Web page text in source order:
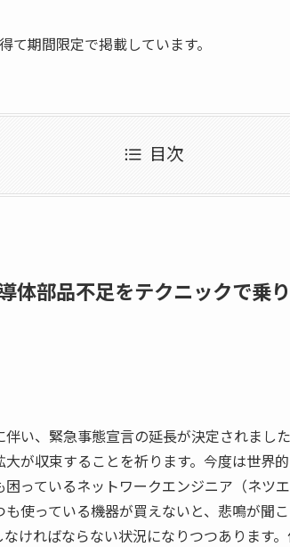
て期間限定で掲載しています。
目次
体部品不足をテクニックで乗
い、緊急事態宣言の延長が決定されまし
が収束することを祈ります。今度は世界
っているネットワークエンジニア（ネツ
使っている機器が買えないと、悲鳴が聞
ければならない状況になりつつあります